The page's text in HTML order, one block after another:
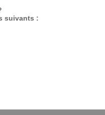
suivants :